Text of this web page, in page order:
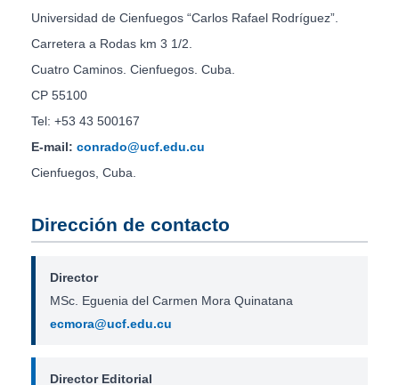
Universidad de Cienfuegos “Carlos Rafael Rodríguez”.
Carretera a Rodas km 3 1/2.
Cuatro Caminos. Cienfuegos. Cuba.
CP 55100
Tel: +53 43 500167
E-mail: conrado@ucf.edu.cu
Cienfuegos, Cuba.
Dirección de contacto
Director
MSc. Eguenia del Carmen Mora Quinatana
ecmora@ucf.edu.cu
Director Editorial